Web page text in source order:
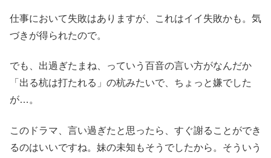
仕事において失敗はありますが、これはイイ失敗かも。気
づきが得られたので。
でも、出過ぎたまね、っていう百音の言い方がなんだか
「出る杭は打たれる」の杭みたいで、ちょっと嫌でした
が…。
このドラマ、言い過ぎたと思ったら、すぐ謝ることができ
るのはいいですね。妹の未知もそうでしたから。そういう